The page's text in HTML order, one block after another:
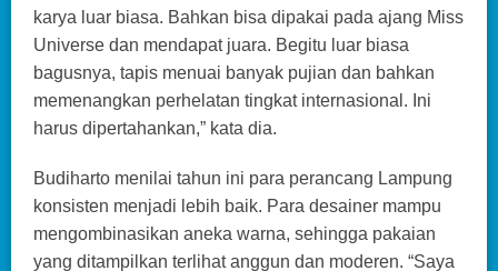
karya luar biasa. Bahkan bisa dipakai pada ajang Miss
Universe dan mendapat juara. Begitu luar biasa
bagusnya, tapis menuai banyak pujian dan bahkan
memenangkan perhelatan tingkat internasional. Ini
harus dipertahankan,” kata dia.
Budiharto menilai tahun ini para perancang Lampung
konsisten menjadi lebih baik. Para desainer mampu
mengombinasikan aneka warna, sehingga pakaian
yang ditampilkan terlihat anggun dan moderen. “Saya